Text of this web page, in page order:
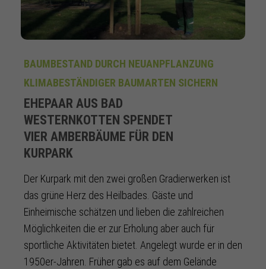
BAUMBESTAND DURCH NEUANPFLANZUNG
KLIMABESTÄNDIGER BAUMARTEN SICHERN
EHEPAAR AUS BAD
WESTERNKOTTEN SPENDET
VIER AMBERBÄUME FÜR DEN
KURPARK
Der Kurpark mit den zwei großen Gradierwerken ist
das grüne Herz des Heilbades. Gäste und
Einheimische schätzen und lieben die zahlreichen
Möglichkeiten die er zur Erholung aber auch für
sportliche Aktivitäten bietet. Angelegt wurde er in den
1950er-Jahren. Früher gab es auf dem Gelände